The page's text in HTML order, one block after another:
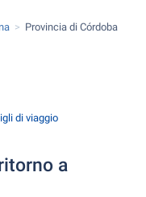
Provincia di Córdoba
di viaggio
a